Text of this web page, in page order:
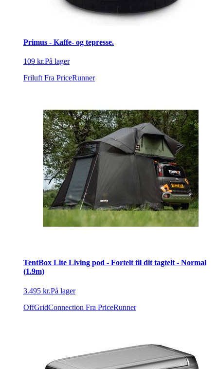
Primus - Kaffe- og tepresse.
109 kr.På lager
Friluft Fra PriceRunner
TentBox Lite Living pod - Fortelt til dit tagtelt - Normal
(1.9m)
3.495 kr.På lager
OffGridConnection Fra PriceRunner